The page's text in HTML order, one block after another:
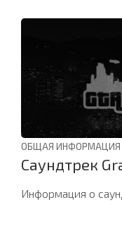
ОБЩАЯ ИНФОРМАЦИЯ
Саундтрек
Информация о